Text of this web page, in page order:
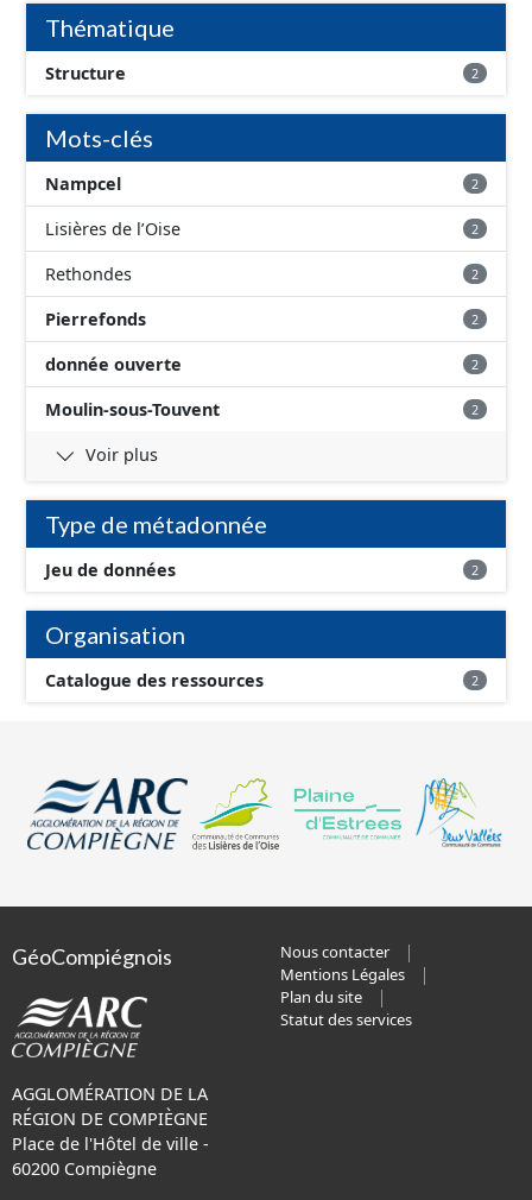
conformément aux prescriptions du standard CNIG Sites
Économiques. Ce lot ne contient pas la référence aux
terrains à vocation économique à ce jour. Il est filtré au-
delà des prescriptions du CNIG se limitant aux SCI.
Thématique
Structure 2
Mots-clés
Nampcel 2
Lisières de l’Oise 2
Rethondes 2
Pierrefonds 2
donnée ouverte 2
Moulin-sous-Touvent 2
Voir plus
Type de métadonnée
Jeu de données 2
Organisation
Catalogue des ressources 2
GéoCompiégnois
AGGLOMÉRATION DE LA
RÉGION DE COMPIÈGNE
Place de l'Hôtel de ville -
60200 Compiègne
Nous contacter
Mentions Légales
Plan du site
Statut des services